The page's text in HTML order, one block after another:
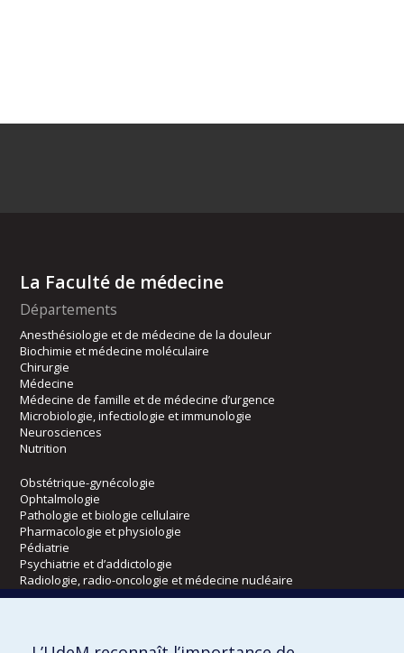
La Faculté de médecine
Départements
Anesthésiologie et de médecine de la douleur
Biochimie et médecine moléculaire
Chirurgie
Médecine
Médecine de famille et de médecine d’urgence
Microbiologie, infectiologie et immunologie
Neurosciences
Nutrition
Obstétrique-gynécologie
Ophtalmologie
Pathologie et biologie cellulaire
Pharmacologie et physiologie
Pédiatrie
Psychiatrie et d’addictologie
Radiologie, radio-oncologie et médecine nucléaire